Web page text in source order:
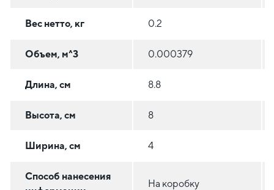
Вес нетто, кг 0.2
Объем, м^3 0.000379
Длина, см 8.8
Высота, см 8
Ширина, см 4
Способ нанесения
На коробку